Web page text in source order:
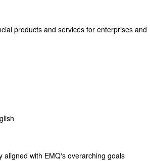
products and services for enterprises and
with EMQ's overarching goals